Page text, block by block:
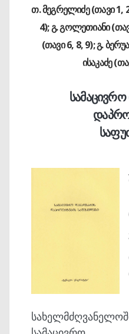
თ. მეგრელიძე (თავი 1,
4); გ. გოლეთიანი
(თავი 6, 8, 9); გ.
ისაკაძე